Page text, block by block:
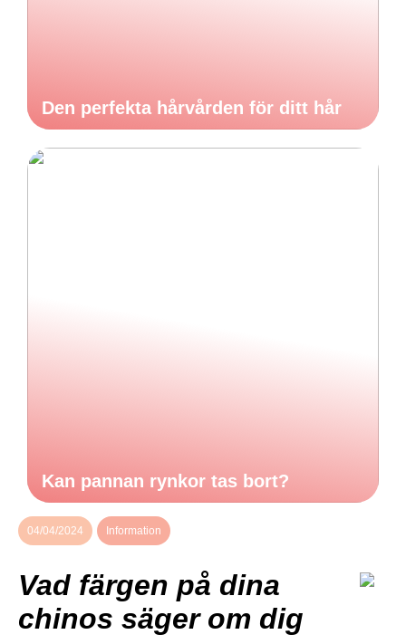
Den perfekta hårvården för ditt hår
Kan pannan rynkor tas bort?
04/04/2024 Information
Vad färgen på dina
chinos säger om dig